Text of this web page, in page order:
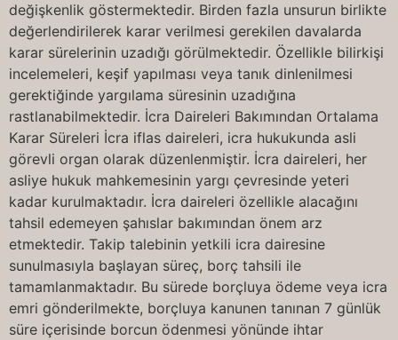
değişkenlik göstermektedir. Birden fazla unsurun birlikte
değerlendirilerek karar verilmesi gerekilen davalarda
karar sürelerinin uzadığı görülmektedir. Özellikle bilirkişi
incelemeleri, keşif yapılması veya tanık dinlenilmesi
gerektiğinde yargılama süresinin uzadığına
rastlanabilmektedir. İcra Daireleri Bakımından Ortalama
Karar Süreleri İcra iflas daireleri, icra hukukunda asli
görevli organ olarak düzenlenmiştir. İcra daireleri, her
asliye hukuk mahkemesinin yargı çevresinde yeteri
kadar kurulmaktadır. İcra daireleri özellikle alacağını
tahsil edemeyen şahıslar bakımından önem arz
etmektedir. Takip talebinin yetkili icra dairesine
sunulmasıyla başlayan süreç, borç tahsili ile
tamamlanmaktadır. Bu sürede borçluya ödeme veya icra
emri gönderilmekte, borçluya kanunen tanınan 7 günlük
süre içerisinde borcun ödenmesi yönünde ihtar